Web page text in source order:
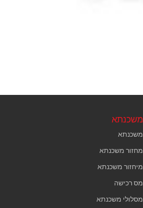
משכנתא
משכנתא
מחזור משכנתא
מיחזור משכנתא
מס רכישה
מסלולי משכנתא